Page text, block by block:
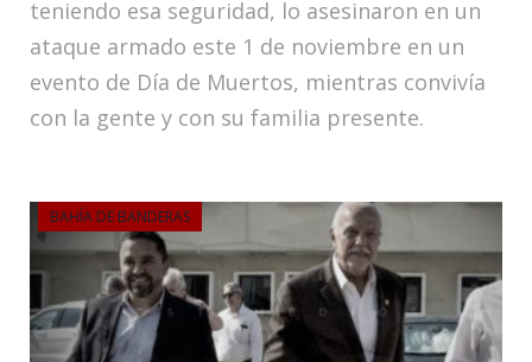
teniendo esa seguridad, lo asesinaron en un
ataque armado este 1 de noviembre en un
evento de Día de Muertos, mientras convivía
con la gente y con su familia presente.
BAHÍA DE BANDERAS